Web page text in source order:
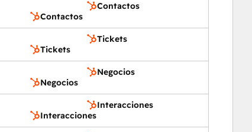
Contactos
Contactos
Tickets
Tickets
Negocios
Negocios
Interacciones
Interacciones